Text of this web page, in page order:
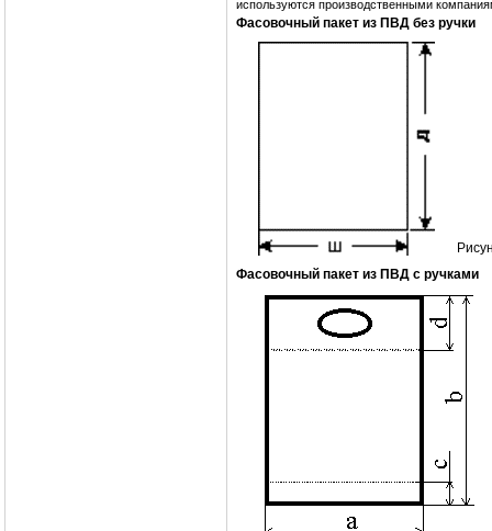
используются производственными
Фасовочный пакет из ПВД без ручки
Фасовочный пакет из ПВД с ручками